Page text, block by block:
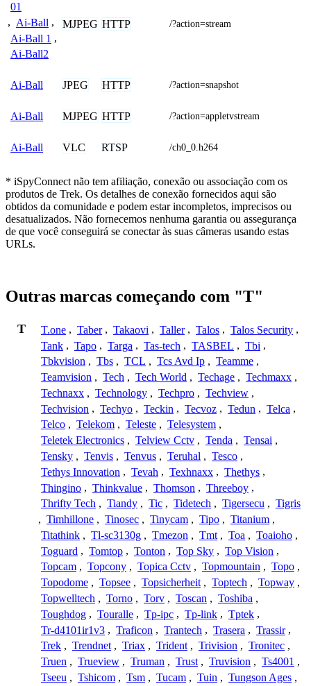
01
, Ai-Ball ,
Ai-Ball 1 ,
Ai-Ball2
MJPEG HTTP /?action=stream
Ai-Ball JPEG HTTP /?action=snapshot
Ai-Ball MJPEG HTTP /?action=appletvstream
Ai-Ball VLC RTSP /ch0_0.h264
* iSpyConnect não tem afiliação, conexão ou associação com os
produtos de Trek. Os detalhes de conexão fornecidos aqui são
obtidos da comunidade e podem estar incompletos, imprecisos ou
desatualizados. Não fornecemos nenhuma garantia ou assegurança
de que você conseguirá se conectar às suas câmeras usando estas
URLs.
Outras marcas começando com "T"
T T.one , Taber , Takaovi , Taller , Talos , Talos Security ,
Tank , Tapo , Targa , Tas-tech , TASBEL , Tbi ,
Tbkvision , Tbs , TCL , Tcs Avd Ip , Teamme ,
Teamvision , Tech , Tech World , Techage , Techmaxx ,
Technaxx , Technology , Techpro , Techview ,
Techvision , Techyo , Teckin , Tecvoz , Tedun , Telca ,
Telco , Telekom , Teleste , Telesystem ,
Teletek Electronics , Telview Cctv , Tenda , Tensai ,
Tensky , Tenvis , Tenvus , Teruhal , Tesco ,
Tethys Innovation , Tevah , Texhnaxx , Thethys ,
Thingino , Thinkvalue , Thomson , Threeboy ,
Thrifty Tech , Tiandy , Tic , Tidetech , Tigersecu , Tigris
, Timhillone , Tinosec , Tinycam , Tipo , Titanium ,
Titathink , Tl-sc3130g , Tmezon , Tmt , Toa , Toaioho ,
Toguard , Tomtop , Tonton , Top Sky , Top Vision ,
Topcam , Topcony , Topica Cctv , Topmountain , Topo ,
Topodome , Topsee , Topsicherheit , Toptech , Topway ,
Topwelltech , Torno , Torv , Toscan , Toshiba ,
Toughdog , Touralle , Tp-ipc , Tp-link , Tptek ,
Tr-d4101ir1v3 , Traficon , Trantech , Trasera , Trassir ,
Trek , Trendnet , Triax , Trident , Trivision , Tronitec ,
Truen , Trueview , Truman , Trust , Truvision , Ts4001 ,
Tseeu , Tshicom , Tsm , Tucam , Tuin , Tungson Ages ,